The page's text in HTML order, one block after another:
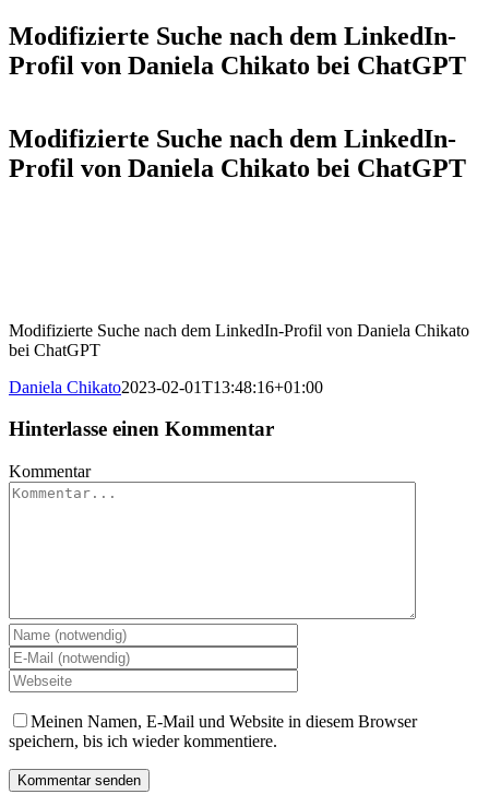
Modifizierte Suche nach dem LinkedIn-
Profil von Daniela Chikato bei ChatGPT
Modifizierte Suche nach dem LinkedIn-
Profil von Daniela Chikato bei ChatGPT
Modifizierte Suche nach dem LinkedIn-Profil von Daniela Chikato
bei ChatGPT
Daniela Chikato2023-02-01T13:48:16+01:00
Hinterlasse einen Kommentar
Kommentar
Meinen Namen, E-Mail und Website in diesem Browser
speichern, bis ich wieder kommentiere.